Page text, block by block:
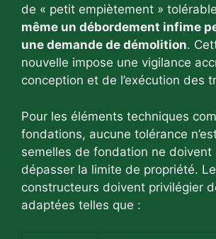
de « petit empiètement »
même un débordement infime
une demande de démolition.
nouvelle impose une vigilance
conception et de l’exécution des
Pour les éléments techniques
fondations, aucune tolérance
semelles de fondation ne doivent
dépasser la limite de propriété.
constructeurs doivent privilégier
adaptées telles que :